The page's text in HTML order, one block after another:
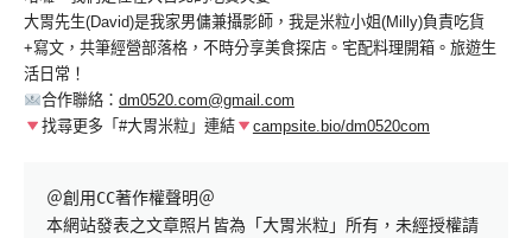
大胃先生(David)是我家男傭兼攝影師，我是米粒小姐(Milly)負責吃貨
+寫文，共筆經營部落格，不時分享美食探店。宅配料理開箱。旅遊生
活日常！
合作聯絡： dm0520.com@gmail.com
找尋更多「#大胃米粒」連結
campsite.bio/dm0520com
＠創用CC著作權聲明＠
本網站發表之文章照片皆為「大胃米粒」所有，未經授權請